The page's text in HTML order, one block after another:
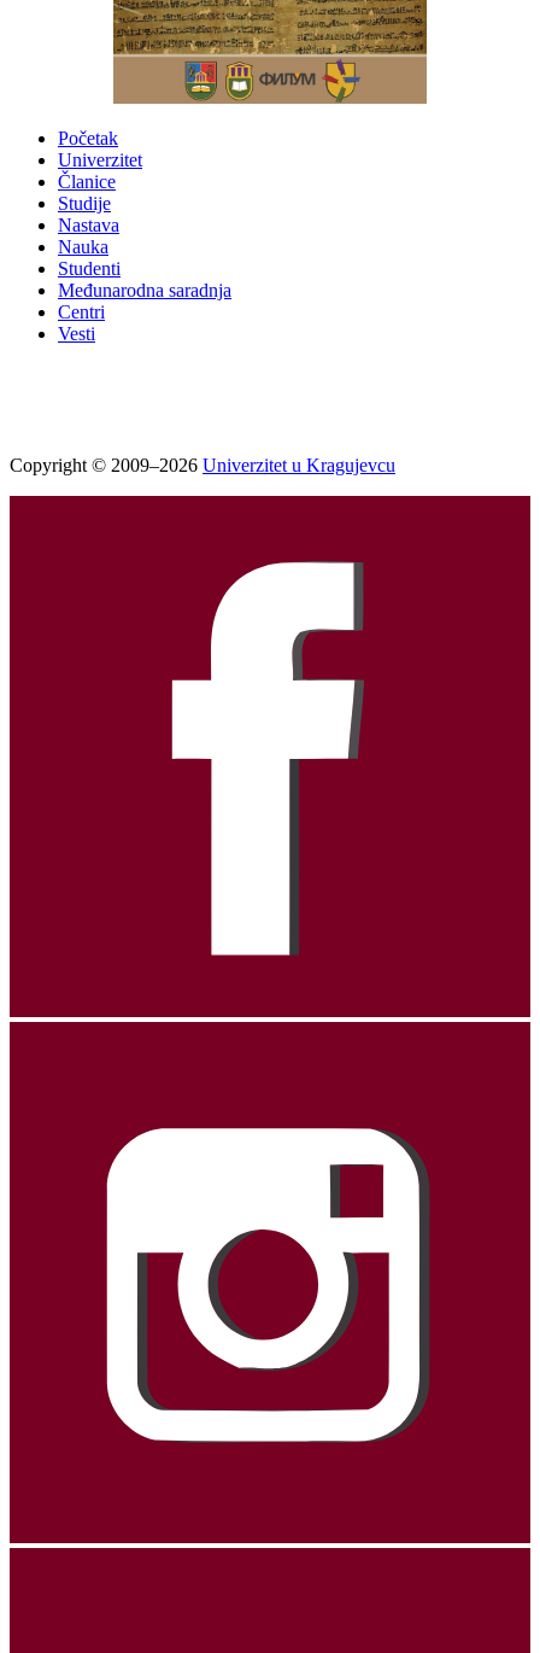
Početak
Univerzitet
Članice
Studije
Nastava
Nauka
Studenti
Međunarodna saradnja
Centri
Vesti
Copyright © 2009–2026 Univerzitet u Kragujevcu